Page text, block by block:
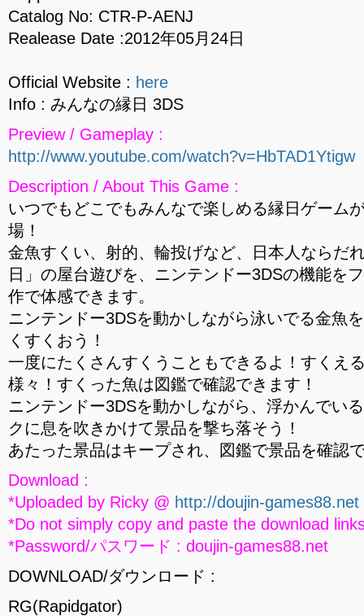
Catalog No: CTR-P-AENJ
Realease Date :2012年05月24日
Official Website : here
Info : みんなの縁日 3DS
Preview / Gameplay :
http://www.youtube.com/watch?v=HbTAD1Ytigw
Description / About This Game :
いつでもどこでもみんなで楽しめる縁日ゲーム
場！
金魚すくい、射的、輪投げなど、日本人ならだ
日」の屋台遊びを、ニンテンドー3DSの機能を
作で体感できます。
ニンテンドー3DSを動かしながら泳いでる金魚
くすくおう！
一度にたくさんすくうこともできるよ！すくえ
様々！すくった魚は図鑑で確認できます！
ニンテンドー3DSを動かしながら、浮かんでい
クに息を吹きかけて景品を撃ち落そう！
あたった景品はキープされ、図鑑で景品を確認
Download :
*Uploaded by Ricky @ http://doujin-games88.net
*Do not simply copy and paste the download
*Password/パスワード : doujin-games88.net
DOWNLOAD/ダウンロード :
RG(Rapidgator)